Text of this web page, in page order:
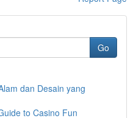
Go
dan Desain yang
to Casino Fun